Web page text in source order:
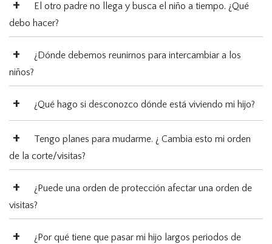
El otro padre no llega y busca el niño a tiempo. ¿Qué
debo hacer?
¿Dónde debemos reunirnos para intercambiar a los
niños?
¿Qué hago si desconozco dónde está viviendo mi hijo?
Tengo planes para mudarme. ¿ Cambia esto mi orden
de la corte/visitas?
¿Puede una orden de protección afectar una orden de
visitas?
¿Por qué tiene que pasar mi hijo largos periodos de